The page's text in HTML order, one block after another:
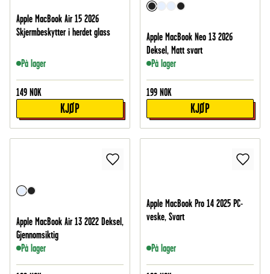
Apple MacBook Air 15 2026
Skjermbeskytter i herdet glass
På lager
149 NOK
KJØP
Apple MacBook Neo 13 2026
Deksel, Matt svart
På lager
199 NOK
KJØP
Apple MacBook Air 13 2022 Deksel,
Gjennomsiktig
På lager
Apple MacBook Pro 14 2025 PC-
veske, Svart
På lager